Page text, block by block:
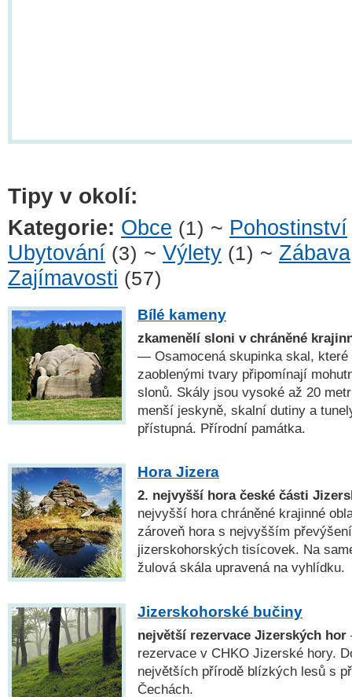
Tipy v okolí:
Kategorie: Obce (1) ~ Pohostinství
Ubytování (3) ~ Výlety (1) ~ Zábava
Zajímavosti (57)
Bílé kameny
zkamenělí sloni v chráněné
— Osamocená skupinka skal, které
zaoblenými tvary připomínají
slonů. Skály jsou vysoké až 20
menší jeskyně, skalní dutiny a
přístupná. Přírodní památka.
Hora Jizera
2. nejvyšší hora české části
nejvyšší hora chráněné krajinné
zároveň hora s nejvyšším
jizerskohorských tisícovek. Na
žulová skála upravená na vyhlídku.
Jizerskohorské bučiny
největší rezervace Jizerských hor
rezervace v CHKO Jizerské hory.
největších přírodě blízkých lesů s
Čechách.